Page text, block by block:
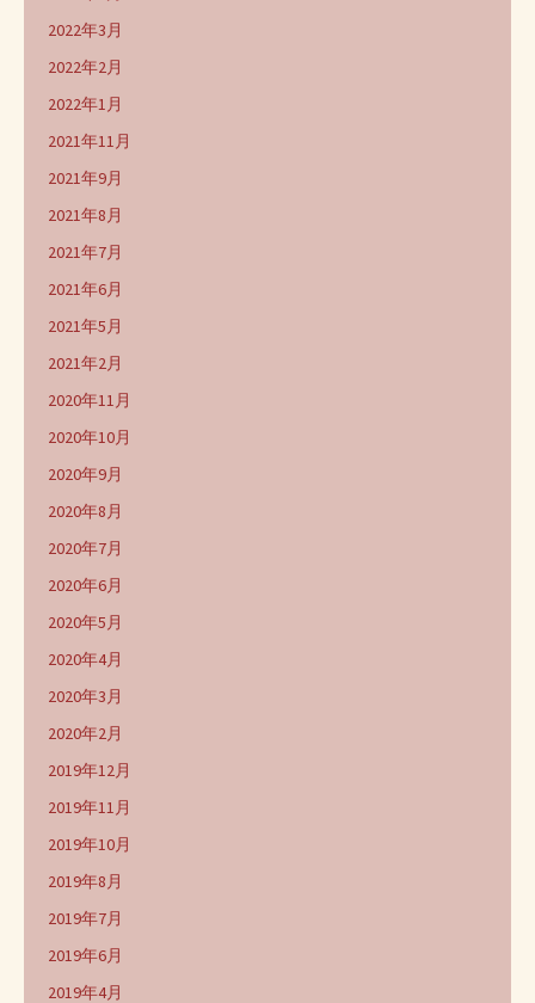
2022年3月
2022年2月
2022年1月
2021年11月
2021年9月
2021年8月
2021年7月
2021年6月
2021年5月
2021年2月
2020年11月
2020年10月
2020年9月
2020年8月
2020年7月
2020年6月
2020年5月
2020年4月
2020年3月
2020年2月
2019年12月
2019年11月
2019年10月
2019年8月
2019年7月
2019年6月
2019年4月